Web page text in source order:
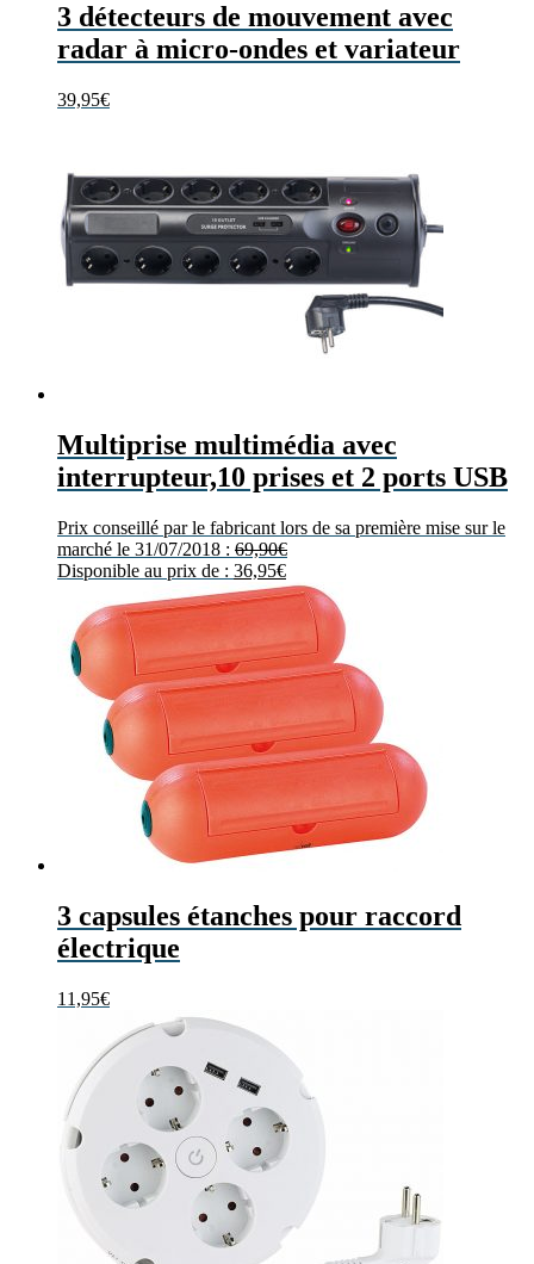
3 détecteurs de mouvement avec
radar à micro-ondes et variateur
39,95€
Multiprise multimédia avec
interrupteur,10 prises et 2 ports USB
Prix conseillé par le fabricant lors de sa première mise sur le
marché le 31/07/2018 : 69,90€
Disponible au prix de : 36,95€
3 capsules étanches pour raccord
électrique
11,95€